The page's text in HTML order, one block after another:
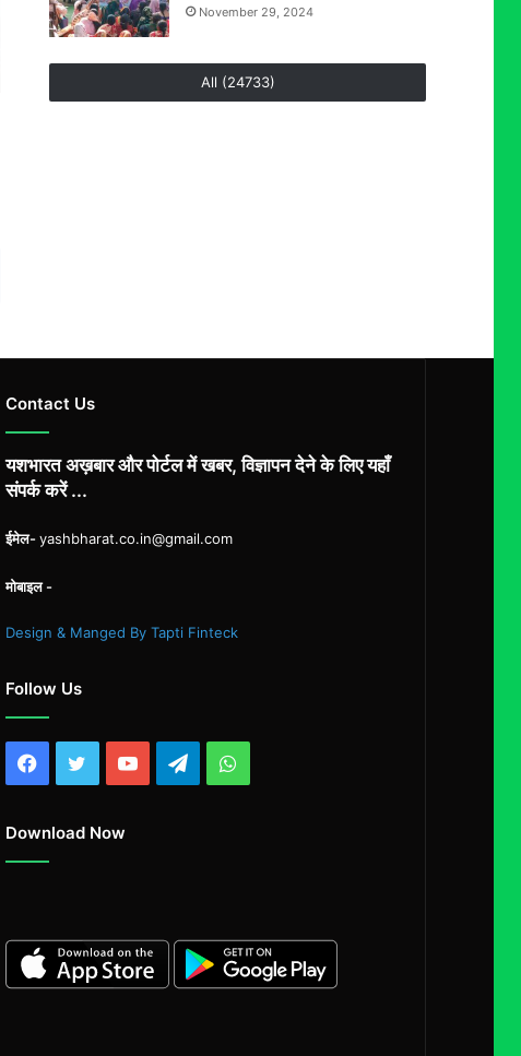
November 29, 2024
All (24733)
Contact Us
यशभारत अख़बार और पोर्टल में खबर, विज्ञापन देने के लिए यहाँ
संपर्क करें ...
ईमेल-yashbharat.co.in@gmail.com
मोबाइल -
Design & Manged By Tapti Finteck
Follow Us
Facebook
TwitterYouTubeTelegramWhatsApp
Download Now